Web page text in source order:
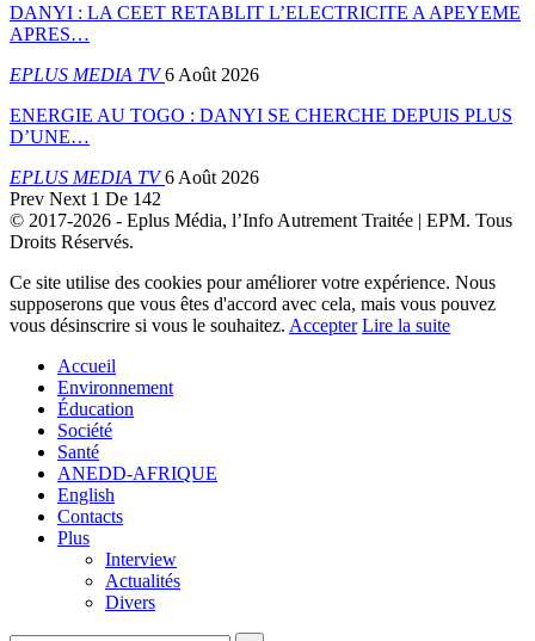
DANYI : LA CEET RETABLIT L’ELECTRICITE A APEYEME
APRES…
EPLUS MEDIA TV6 Août 2026
ENERGIE AU TOGO : DANYI SE CHERCHE DEPUIS PLUS
D’UNE…
EPLUS MEDIA TV6 Août 2026
Prev Next 1 De 142
© 2017-2026 - Eplus Média, l’Info Autrement Traitée | EPM. Tous
Droits Réservés.
Ce site utilise des cookies pour améliorer votre expérience. Nous
supposerons que vous êtes d'accord avec cela, mais vous pouvez
vous désinscrire si vous le souhaitez. Accepter Lire la suite
Accueil
Environnement
Éducation
Société
Santé
ANEDD-AFRIQUE
English
Contacts
Plus
Interview
Actualités
Divers